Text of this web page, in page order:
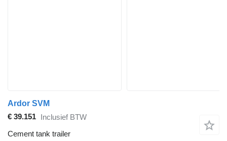
Ardor SVM
€ 39.151
Inclusief BTW
Cement tank trailer